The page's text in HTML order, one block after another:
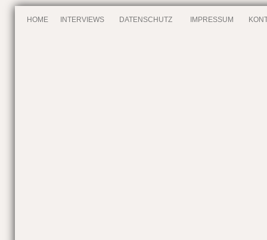
HOME INTERVIEWS DATENSCHUTZ IMPRESSUM